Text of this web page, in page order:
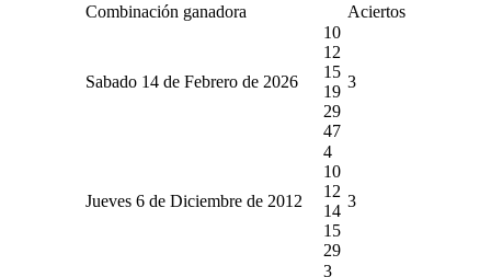
Combinación ganadora Aciertos
Sabado 14 de Febrero de 2026
10
12
15
19
29
47
3
Jueves 6 de Diciembre de 2012
4
10
12
14
15
29
3
3